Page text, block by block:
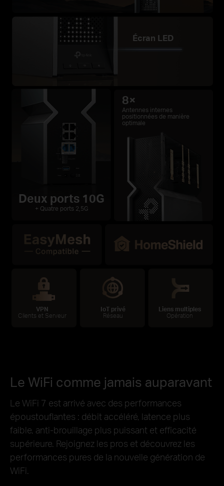
Deux ports 10G
+ Quatre ports 2,5G
8×
Antennes internes
positionnées de manière
optimale
Écran LED
VPN
Clients et Serveur
IoT privé
Réseau
Liens multiples
Opération
Le WiFi comme jamais auparavant
Le WiFi 7 est arrivé avec des performances
époustouflantes : débit accéléré, latence plus
faible, anti-brouillage plus puissant et efficacité
supérieure. Rejoignez les pros et découvrez les
performances pures de la nouvelle génération de
WiFi.